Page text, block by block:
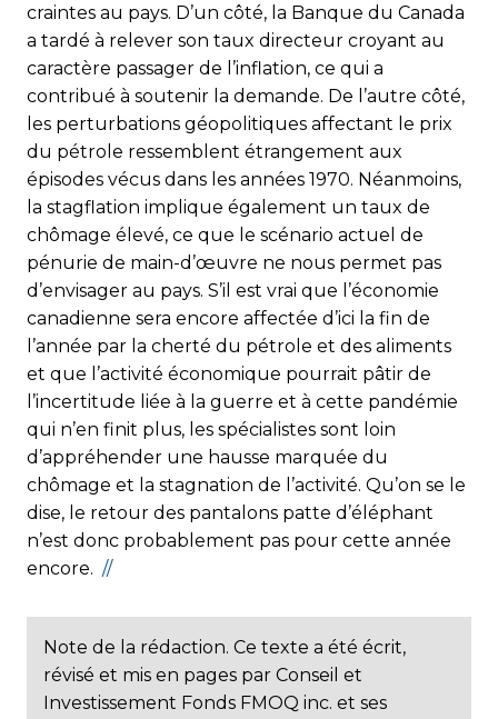
craintes au pays. D’un côté, la Banque du Canada
a tardé à relever son taux directeur croyant au
caractère passager de l’inflation, ce qui a
contribué à soutenir la demande. De l’autre côté,
les perturbations géopolitiques affectant le prix
du pétrole ressemblent étrangement aux
épisodes vécus dans les années 1970. Néanmoins,
la stagflation implique également un taux de
chômage élevé, ce que le scénario actuel de
pénurie de main-d’œuvre ne nous permet pas
d’envisager au pays. S’il est vrai que l’économie
canadienne sera encore affectée d’ici la fin de
l’année par la cherté du pétrole et des aliments
et que l’activité économique pourrait pâtir de
l’incertitude liée à la guerre et à cette pandémie
qui n’en finit plus, les spécialistes sont loin
d’appréhender une hausse marquée du
chômage et la stagnation de l’activité. Qu’on se le
dise, le retour des pantalons patte d’éléphant
n’est donc probablement pas pour cette année
encore. //
Note de la rédaction. Ce texte a été écrit,
révisé et mis en pages par Conseil et
Investissement Fonds FMOQ inc. et ses